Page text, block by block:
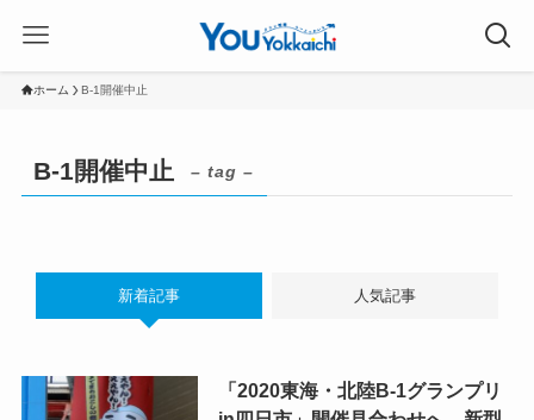
ホーム B-1開催中止
B-1開催中止 – tag –
新着記事 人気記事
「2020東海・北陸B-1グランプリ